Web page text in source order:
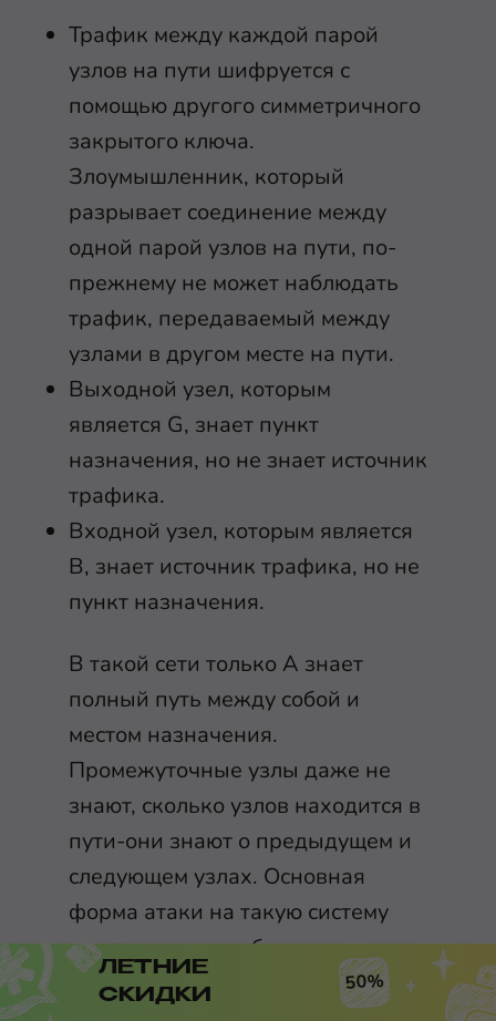
Трафик между каждой парой
узлов на пути шифруется с
помощью другого симметричного
закрытого ключа.
Злоумышленник, который
разрывает соединение между
одной парой узлов на пути, по-
прежнему не может наблюдать
трафик, передаваемый между
узлами в другом месте на пути.
Выходной узел, которым
является G, знает пункт
назначения, но не знает источник
трафика.
Входной узел, которым является
B, знает источник трафика, но не
пункт назначения.
В такой сети только А знает
полный путь между собой и
местом назначения.
Промежуточные узлы даже не
знают, сколько узлов находится в
пути-они знают о предыдущем и
следующем узлах. Основная
форма атаки на такую систему
состоит в том, чтобы захватить
как можно больше выходных
ЛЕТНИЕ
СКИДКИ
50%